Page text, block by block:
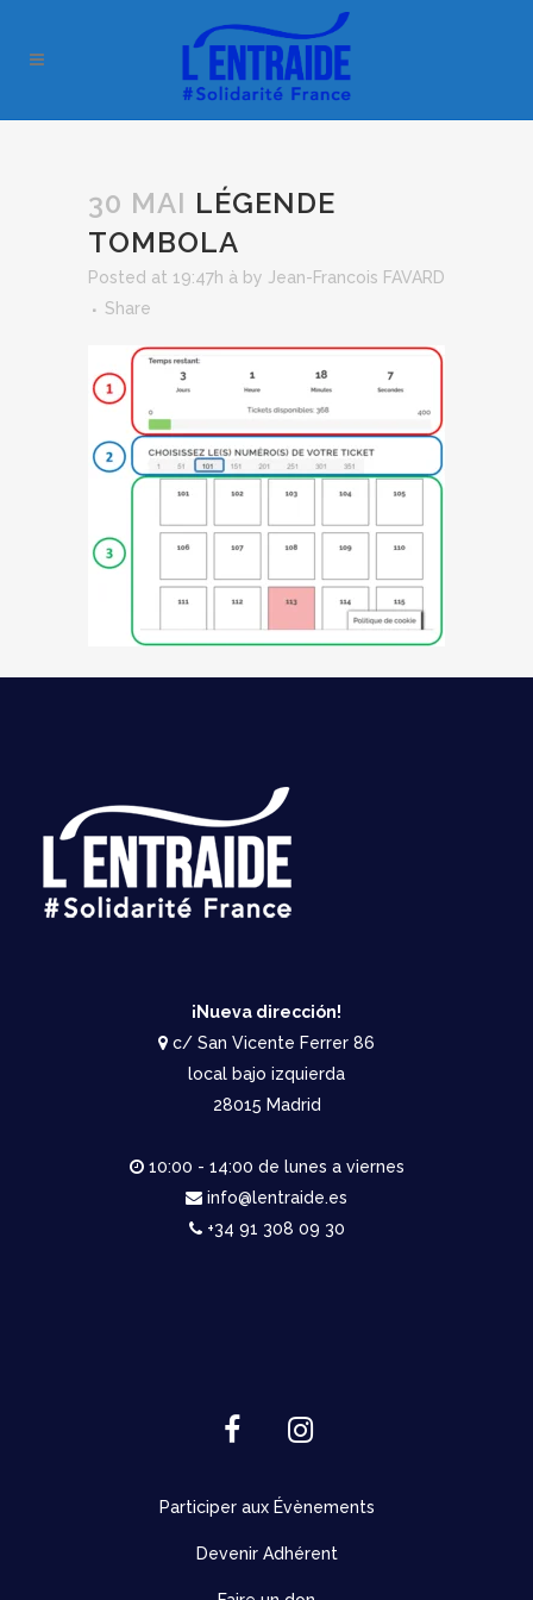
30 MAI LÉGENDE
TOMBOLA
Posted at 19:47h à by Jean-Francois FAVARD
Share
¡Nueva dirección!
c/ San Vicente Ferrer 86
local bajo izquierda
28015 Madrid
10:00 - 14:00 de lunes a viernes
info@lentraide.es
+34 91 308 09 30
Participer aux Évènements
Devenir Adhérent